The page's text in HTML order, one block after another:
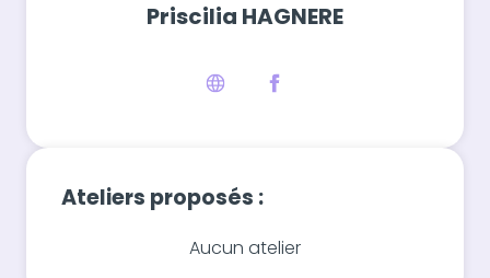
Priscilia HAGNERE
Ateliers proposés :
Aucun atelier